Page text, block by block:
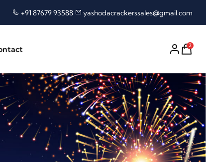
+91 87679 93588 yashodacrackerssales@gmail.com
2